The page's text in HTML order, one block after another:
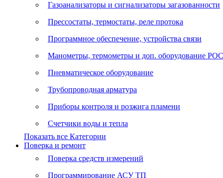
Газоанализаторы и сигнализаторы загазованности
Прессостаты, термостаты, реле протока
Программное обеспечение, устройства связи
Манометры, термометры и доп. оборудование
Пневматическое оборудование
Трубопроводная арматура
Приборы контроля и розжига пламени
Счетчики воды и тепла
Показать все Категории
Поверка и ремонт
Поверка средств измерений
Программирование АСУ ТП